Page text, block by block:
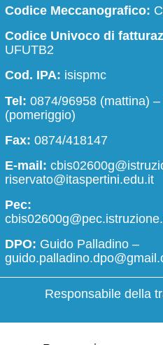
Le carte della
Regolamenti di istituto
Modulistica docenti
Modulistica ATA
Modulistica famiglie
Servizi
Codice Meccanografico:
Codice Univoco di
UFUTB2
Cod. IPA: isispmc
Tel: 0874/96958 (mattina)
(pomeriggio)
Fax: 0874/418147
E-mail:
riservato@itaspertini.edu.it
Pec:
DPO: Guido Palladino –
Responsabile della